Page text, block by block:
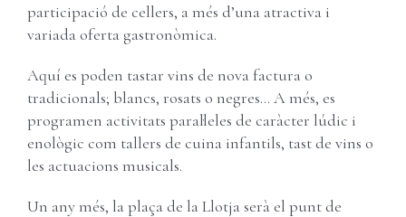
Compte
Password:
Remember Me
participació de cellers, a més d’una atractiva i
variada oferta gastronòmica.
Aquí es poden tastar vins de nova factura o
tradicionals; blancs, rosats o negres… A més, es
programen activitats paral·leles de caràcter lúdic i
enològic com tallers de cuina infantils, tast de vins o
les actuacions musicals.
Un any més, la plaça de la Llotja serà el punt de